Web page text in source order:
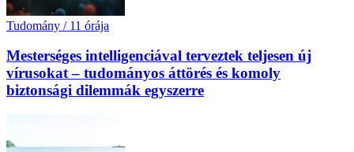
Tudomány / 11 órája
Mesterséges intelligenciával terveztek teljesen új
vírusokat – tudományos áttörés és komoly
biztonsági dilemmák egyszerre